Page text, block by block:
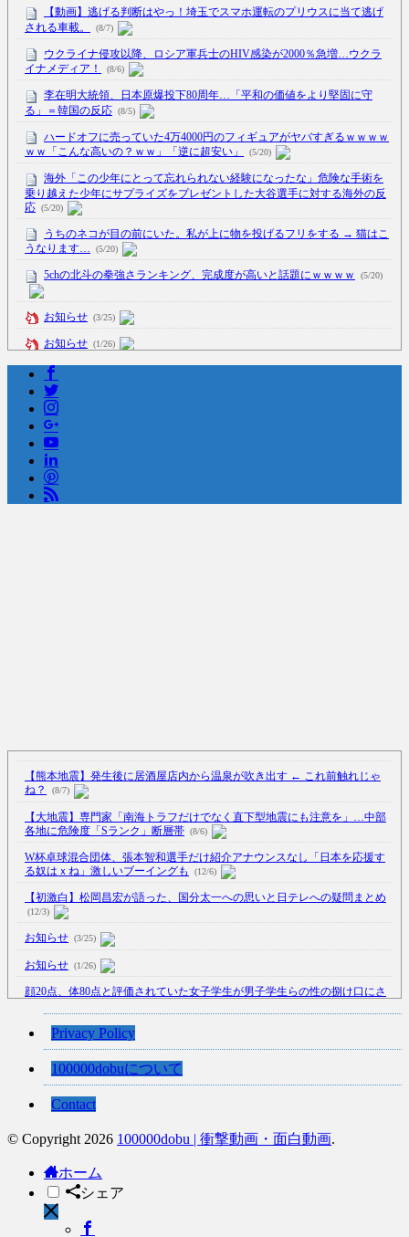
【動画】逃げる判断はやっ！埼玉でスマホ運転のプリウスに当て逃げ
される車載。
(8/7)
ウクライナ侵攻以降、ロシア軍兵士のHIV感染が2000％急増…ウクラ
イナメディア！
(8/6)
李在明大統領、日本原爆投下80周年…「平和の価値をより堅固に守
る」＝韓国の反応 (8/5)
ハードオフに売っていた4万4000円のフィギュアがヤバすぎるｗｗｗｗ
ｗｗ「こんな高いの？ｗｗ」「逆に超安い」
(5/20)
海外「この少年にとって忘れられない経験になったな」危険な手術を
乗り越えた少年にサプライズをプレゼントした大谷選手に対する海外の反
応 (5/20)
うちのネコが目の前にいた。私が上に物を投げるフリをする → 猫はこ
うなります…
(5/20)
5chの北斗の拳強さランキング、完成度が高いと話題にｗｗｗｗ (5/20)
お知らせ (3/25)
お知らせ (1/26)
顔20点、体80点と評価されていた女子学生が男子学生らの性の捌け口
にされる
【中国】処理水の問題化狙うも不発？ASEAN関連会合で賛同広がらず
(7/13)
【熊本地震】発生後に居酒屋店内から温泉が吹き出す ← これ前触れじゃ
ね？
(8/7)
【大地震】専門家「南海トラフだけでなく直下型地震にも注意を」…中部
各地に危険度「Sランク」断層帯 (8/6)
W杯卓球混合団体、張本智和選手だけ紹介アナウンスなし「日本を応援す
る奴はｘね」激しいブーイングも
(12/6)
【初激白】松岡昌宏が語った、国分太一への思いと日テレへの疑問まとめ
(12/3)
お知らせ (3/25)
お知らせ (1/26)
顔20点、体80点と評価されていた女子学生が男子学生らの性の捌け口にさ
【中国】処理水の問題化狙うも不発？ASEAN関連会合で賛同広がらず
【韓国】54.1％「IAEA報告書を信用しない」
Powered by livedoor 相互RSS
Privacy Policy
100000dobuについて
Contact
© Copyright 2026 100000dobu | 衝撃動画・面白動画.
ホーム
シェア